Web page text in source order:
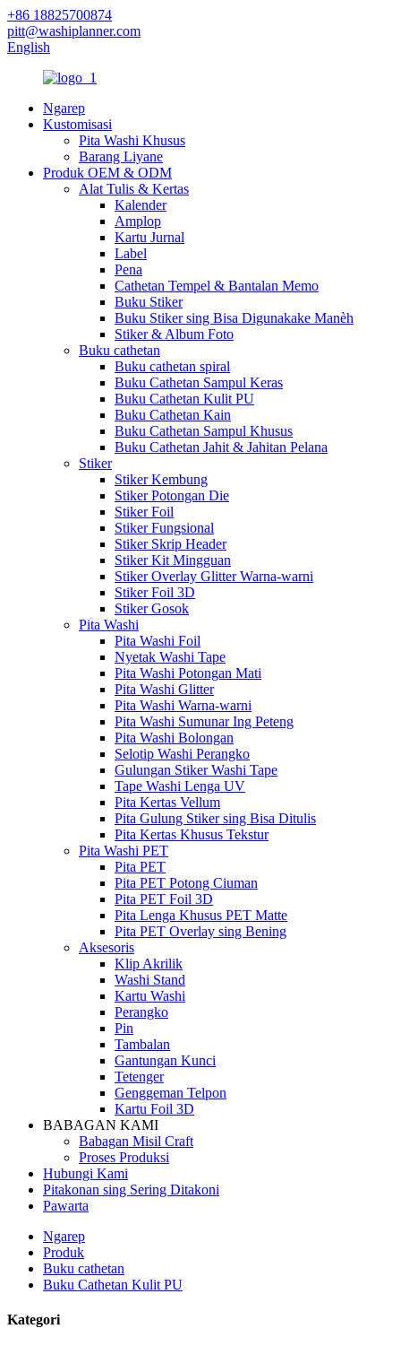
+86 18825700874
pitt@washiplanner.com
English
Ngarep
Kustomisasi
Pita Washi Khusus
Barang Liyane
Produk OEM & ODM
Alat Tulis & Kertas
Kalender
Amplop
Kartu Jurnal
Label
Pena
Cathetan Tempel & Bantalan Memo
Buku Stiker
Buku Stiker sing Bisa Digunakake Manèh
Stiker & Album Foto
Buku cathetan
Buku cathetan spiral
Buku Cathetan Sampul Keras
Buku Cathetan Kulit PU
Buku Cathetan Kain
Buku Cathetan Sampul Khusus
Buku Cathetan Jahit & Jahitan Pelana
Stiker
Stiker Kembung
Stiker Potongan Die
Stiker Foil
Stiker Fungsional
Stiker Skrip Header
Stiker Kit Mingguan
Stiker Overlay Glitter Warna-warni
Stiker Foil 3D
Stiker Gosok
Pita Washi
Pita Washi Foil
Nyetak Washi Tape
Pita Washi Potongan Mati
Pita Washi Glitter
Pita Washi Warna-warni
Pita Washi Sumunar Ing Peteng
Pita Washi Bolongan
Selotip Washi Perangko
Gulungan Stiker Washi Tape
Tape Washi Lenga UV
Pita Kertas Vellum
Pita Gulung Stiker sing Bisa Ditulis
Pita Kertas Khusus Tekstur
Pita Washi PET
Pita PET
Pita PET Potong Ciuman
Pita PET Foil 3D
Pita Lenga Khusus PET Matte
Pita PET Overlay sing Bening
Aksesoris
Klip Akrilik
Washi Stand
Kartu Washi
Perangko
Pin
Tambalan
Gantungan Kunci
Tetenger
Genggeman Telpon
Kartu Foil 3D
BABAGAN KAMI
Babagan Misil Craft
Proses Produksi
Hubungi Kami
Pitakonan sing Sering Ditakoni
Pawarta
Ngarep
Produk
Buku cathetan
Buku Cathetan Kulit PU
Kategori